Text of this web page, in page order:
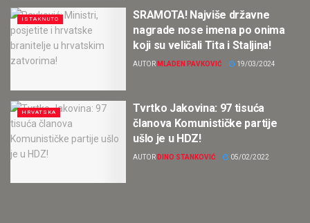
ISTAKNUTO
SRAMOTA! Najviše državne
nagrade nose imena po onima
koji su veličali Tita i Staljina!
AUTOR MLADEN PAVKOVIĆ 19/03/2024
HRVATSKA
Tvrtko Jakovina: 97 tisuća
članova Komunističke partije
ušlo je u HDZ!
AUTOR DINO STANKOVIĆ 05/02/2022